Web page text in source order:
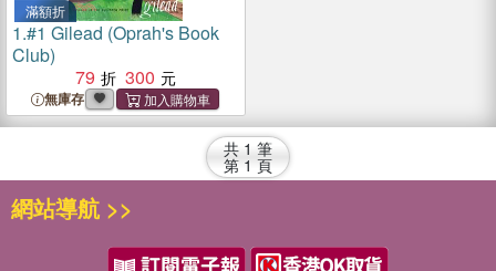
滿額折
1.#1 Gilead (Oprah's Book
Club)
79
300
無庫存
共 1 筆
第 1 頁
網站導航 >>